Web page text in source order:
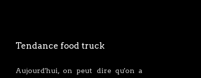
Tendance food truck
Aujourd'hui, on peut dire qu'on a